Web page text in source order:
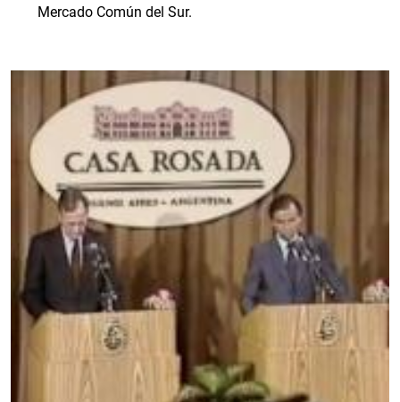
Mercado Común del Sur.